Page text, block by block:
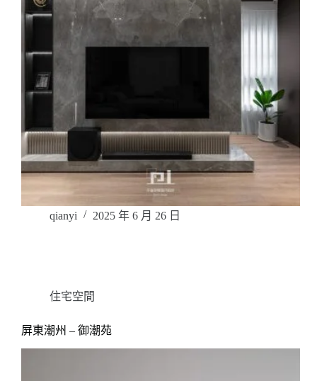
qianyi 2025 年 6 月 26 日
住宅空間
屏東潮州 – 御潮苑